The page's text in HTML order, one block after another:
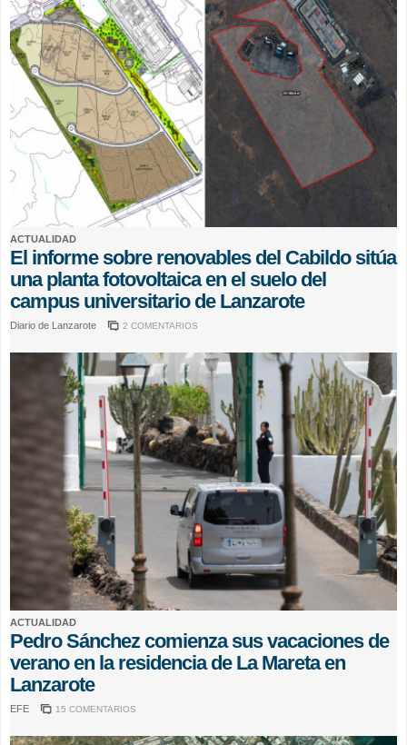
ACTUALIDAD
El informe sobre renovables del Cabildo sitúa
una planta fotovoltaica en el suelo del
campus universitario de Lanzarote
Diario de Lanzarote 2 COMENTARIOS
ACTUALIDAD
Pedro Sánchez comienza sus vacaciones de
verano en la residencia de La Mareta en
Lanzarote
EFE 15 COMENTARIOS